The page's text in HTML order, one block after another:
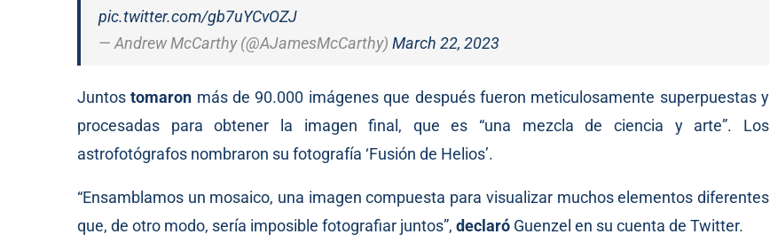
pic.twitter.com/gb7uYCvOZJ
— Andrew McCarthy (@AJamesMcCarthy) March 22, 2023
Juntostomaron más de 90.000 imágenes que después fueron meticulosamente superpuestas y
procesadas para obtener la imagen final, que es “una mezcla de ciencia y arte”. Los
astrofotógrafos nombraron su fotografía ‘Fusión de Helios’.
“Ensamblamos un mosaico, una imagen compuesta para visualizar muchos elementos diferentes
que, de otro modo, sería imposible fotografiar juntos”, declaró Guenzel en su cuenta de Twitter.